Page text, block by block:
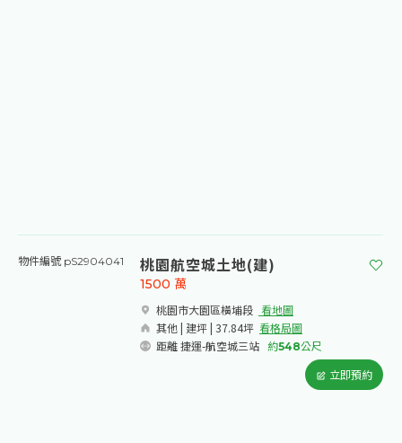
物件編號 pS2904041 桃園航空城土地(建)
桃園市大園區橫埔段​ 看地圖
其他 | 建坪 | 37.84坪 看格局圖
距離 捷運-航空城三站
約548公尺
1500 萬
立即預約